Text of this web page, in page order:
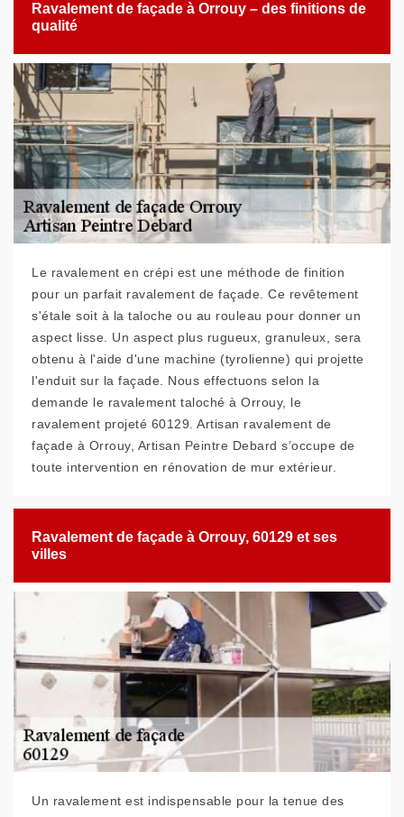
Ravalement de façade à Orrouy – des finitions de
qualité
Le ravalement en crépi est une méthode de finition
pour un parfait ravalement de façade. Ce revêtement
s'étale soit à la taloche ou au rouleau pour donner un
aspect lisse. Un aspect plus rugueux, granuleux, sera
obtenu à l'aide d'une machine (tyrolienne) qui projette
l'enduit sur la façade. Nous effectuons selon la
demande le ravalement taloché à Orrouy, le
ravalement projeté 60129. Artisan ravalement de
façade à Orrouy, Artisan Peintre Debard s’occupe de
toute intervention en rénovation de mur extérieur.
Ravalement de façade à Orrouy, 60129 et ses
villes
Un ravalement est indispensable pour la tenue des